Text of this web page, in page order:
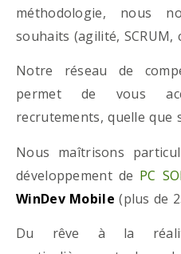
méthodologie, nous
souhaits (agilité, SCRUM,
Notre réseau de
permet de vous
recrutements, quelle que
Nous maîtrisons
développement de PC
WinDev Mobile (plus de
Du rêve à la